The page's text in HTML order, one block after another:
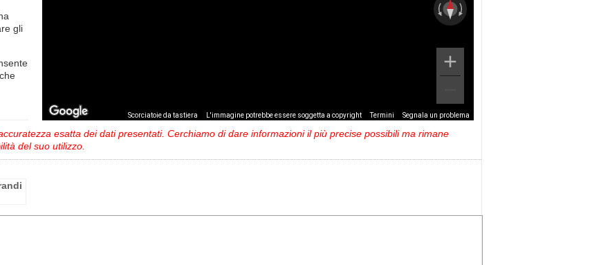
gli
Scorciatoie da tastiera L'immagine potrebbe essere soggetta a copyright Termini Segnala un problema
esatta dei dati presentati. Cerchiamo di dare informazioni il più precise possibili ma rimane
del suo utilizzo.